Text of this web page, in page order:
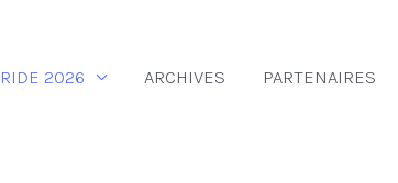
2026 ARCHIVES PARTENAIRES